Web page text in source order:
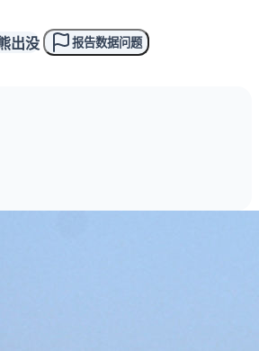
出没 报告数据问题